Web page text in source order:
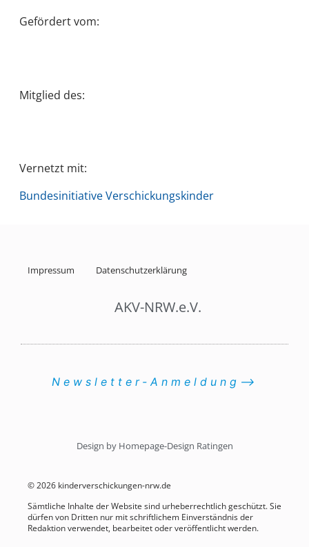
Gefördert vom:
Mitglied des:
Vernetzt mit:
Bundesinitiative Verschickungskinder
Impressum Datenschutzerklärung
AKV-NRW.e.V.
Newsletter-Anmeldung⟶
Design by Homepage-Design Ratingen
© 2026 kinderverschickungen-nrw.de
Sämtliche Inhalte der Website sind urheberrechtlich geschützt. Sie
dürfen von Dritten nur mit schriftlichem Einverständnis der
Redaktion verwendet, bearbeitet oder veröffentlicht werden.